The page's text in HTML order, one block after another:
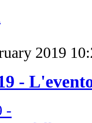
2019
-